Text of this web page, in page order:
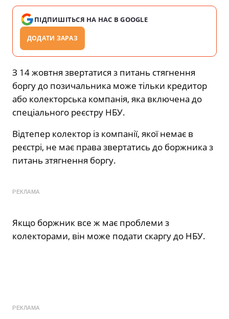
ПІДПИШІТЬСЯ НА НАС В GOOGLE
ДОДАТИ ЗАРАЗ
З 14 жовтня звертатися з питань стягнення
боргу до позичальника може тільки кредитор
або колекторська компанія, яка включена до
спеціального реєстру НБУ.
Відтепер колектор із компанії, якої немає в
реєстрі, не має права звертатись до боржника з
питань зтягнення боргу.
РЕКЛАМА
Якщо боржник все ж має проблеми з
колекторами, він може подати скаргу до НБУ.
РЕКЛАМА